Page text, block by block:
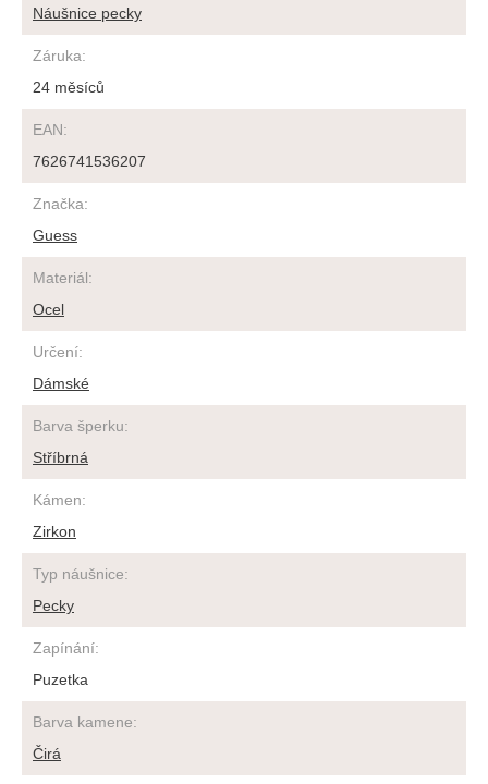
Náušnice pecky
Záruka:
24 měsíců
EAN:
7626741536207
Značka:
Guess
Materiál:
Ocel
Určení:
Dámské
Barva šperku:
Stříbrná
Kámen:
Zirkon
Typ náušnice:
Pecky
Zapínání:
Puzetka
Barva kamene:
Čirá